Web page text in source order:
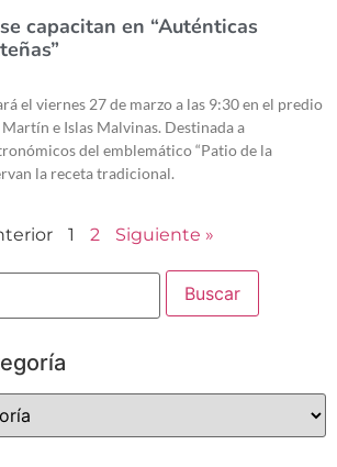
capacitan en “Auténticas
el viernes 27 de marzo a las 9:30 en el predio
Martín e Islas Malvinas. Destinada a
del emblemático “Patio de la
la receta tradicional.
1 2 Siguiente »